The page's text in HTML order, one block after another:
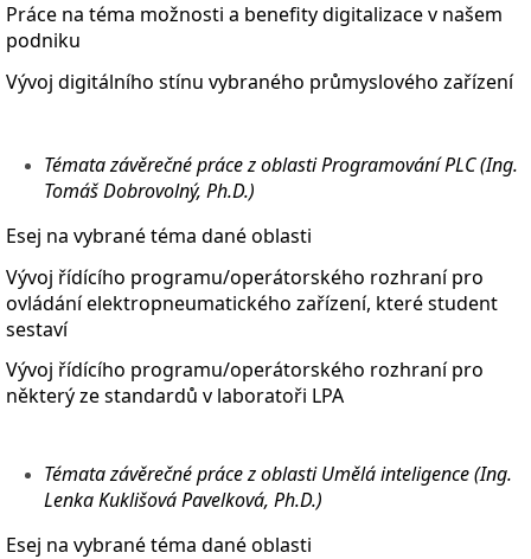
Práce na téma možnosti a benefity digitalizace v našem
podniku
Vývoj digitálního stínu vybraného průmyslového zařízení
Témata závěrečné práce z oblasti Programování PLC (Ing.
Tomáš Dobrovolný, Ph.D.)
Esej na vybrané téma dané oblasti
Vývoj řídícího programu/operátorského rozhraní pro
ovládání elektropneumatického zařízení, které student
sestaví
Vývoj řídícího programu/operátorského rozhraní pro
některý ze standardů v laboratoři LPA
Témata závěrečné práce z oblasti Umělá inteligence (Ing.
Lenka Kuklišová Pavelková, Ph.D.)
Esej na vybrané téma dané oblasti